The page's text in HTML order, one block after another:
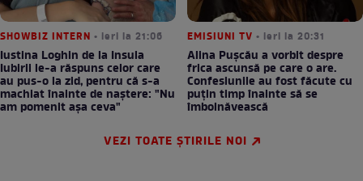
SHOWBIZ INTERN • ieri la 21:06
Iustina Loghin de la Insula
Iubirii le-a răspuns celor care
au pus-o la zid, pentru că s-a
machiat înainte de naștere: "Nu
am pomenit așa ceva"
EMISIUNI TV • ieri la 20:31
Alina Pușcău a vorbit despre
frica ascunsă pe care o are.
Confesiunile au fost făcute cu
puțin timp înainte să se
îmbolnăvească
VEZI TOATE ȘTIRILE NOI